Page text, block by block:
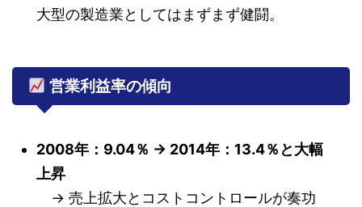
大型の製造業としてはまずまず健闘。
営業利益率の傾向
2008年：9.04％ → 2014年：13.4％と大幅
上昇
→ 売上拡大とコストコントロールが奏功